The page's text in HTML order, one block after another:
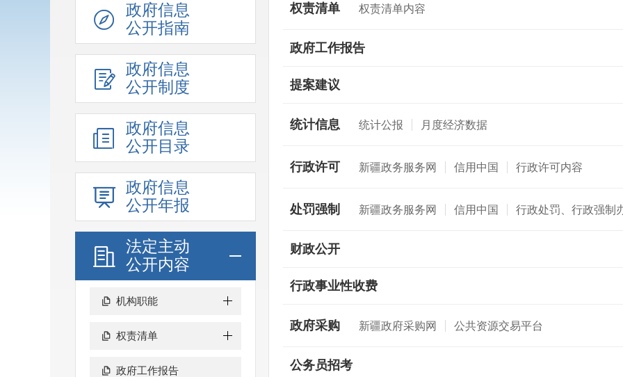
政府信息
公开指南
政府信息
公开制度
政府信息
公开目录
政府信息
公开年报
法定主动
公开内容
机构职能
权责清单
政府工作报告
权责清单 权责清单内容
政府工作报告
提案建议
统计信息 统计公报 月度经济数据
行政许可 新疆政务服务网 信用中国 行政许可内容
处罚强制 新疆政务服务网 信用中国 行政处罚、行政强制
财政公开
行政事业性收费
政府采购 新疆政府采购网 公共资源交易平台
公务员招考